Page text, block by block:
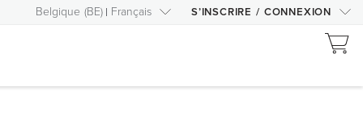
Belgique (BE) Français S’INSCRIRE / CONNEXION